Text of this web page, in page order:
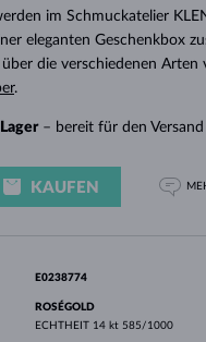
WEISSGOLD
ROSÉGOLD
WEISSGOLD
im Schmuckatelier
eleganten Geschenkbox
die verschiedenen
.
– bereit für den Versand
KAUFEN
E0238774
ROSÉGOLD
ECHTHEIT 14 kt 585/1000